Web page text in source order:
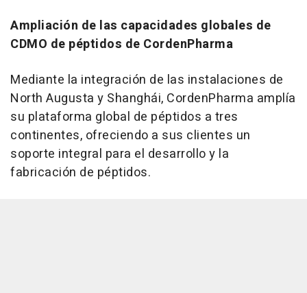
Ampliación de las capacidades globales de
CDMO de péptidos de CordenPharma
Mediante la integración de las instalaciones de
North Augusta y Shanghái, CordenPharma amplía
su plataforma global de péptidos a tres
continentes, ofreciendo a sus clientes un
soporte integral para el desarrollo y la
fabricación de péptidos.